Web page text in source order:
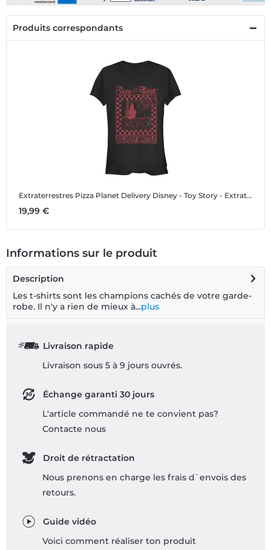
Produits correspondants
Extraterrestres Pizza Planet Delivery Disney - Toy Story - Extraterrestres Pizza Planet Delivery - Femme T-shirt
19,99 €
Informations sur le produit
Description
Les t-shirts sont les champions cachés de votre garde-
robe. Il n'y a rien de mieux à...plus
Livraison rapide
Livraison sous 5 à 9 jours ouvrés.
Échange garanti 30 jours
L'article commandé ne te convient pas?
Contacte nous
Droit de rétractation
Nous prenons en charge les frais d`envois des
retours.
Guide vidéo
Voici comment réaliser ton produit